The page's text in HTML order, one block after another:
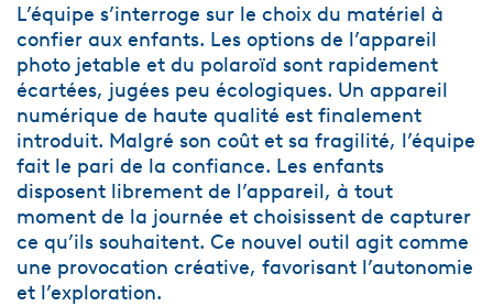
L’équipe s’interroge sur le choix du matériel à
confier aux enfants. Les options de l’appareil
photo jetable et du polaroïd sont rapidement
écartées, jugées peu écologiques. Un appareil
numérique de haute qualité est finalement
introduit. Malgré son coût et sa fragilité, l’équipe
fait le pari de la confiance. Les enfants
disposent librement de l’appareil, à tout
moment de la journée et choisissent de capturer
ce qu’ils souhaitent. Ce nouvel outil agit comme
une provocation créative, favorisant l’autonomie
et l’exploration.